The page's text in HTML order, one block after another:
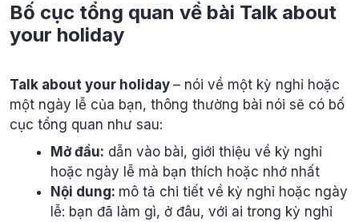
Bố cục tổng quan về bài Talk about
your holiday
Talk about your holiday – nói về một kỳ nghỉ hoặc
một ngày lễ của bạn, thông thường bài nói sẽ có bố
cục tổng quan như sau:
Mở đầu: dẫn vào bài, giới thiệu về kỳ nghỉ
hoặc ngày lễ mà bạn thích hoặc nhớ nhất
Nội dung: mô tả chi tiết về kỳ nghỉ hoặc ngày
lễ: bạn đã làm gì, ở đâu, với ai trong kỳ nghỉ